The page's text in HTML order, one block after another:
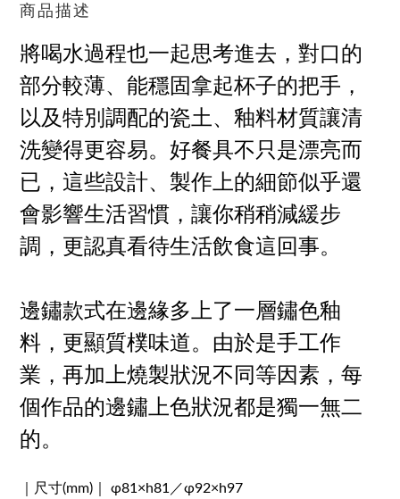
商品描述
將喝水過程也一起思考進去，對口的
部分較薄、能穩固拿起杯子的把手，
以及特別調配的瓷土、釉料材質讓清
洗變得更容易。好餐具不只是漂亮而
已，這些設計、製作上的細節似乎還
會影響生活習慣，讓你稍稍減緩步
調，更認真看待生活飲食這回事。
邊鏽款式在邊緣多上了一層鏽色釉
料，更顯質樸味道。由於是手工作
業，再加上燒製狀況不同等因素，每
個作品的邊鏽上色狀況都是獨一無二
的。
｜尺寸(mm)｜ φ81×h81／φ92×h97